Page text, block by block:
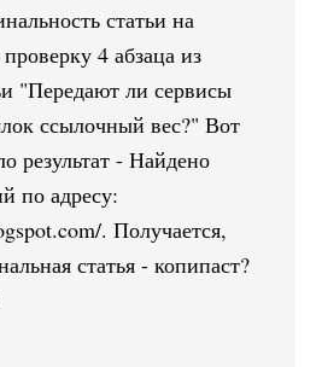
статьи на
4 абзаца из
"Передают ли сервисы
ссылочный вес?" Вот
результат - Найдено
по адресу:
. Получается,
статья - копипаст?